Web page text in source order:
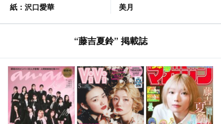
紙：沢口愛華
美月
“藤吉夏鈴” 掲載誌